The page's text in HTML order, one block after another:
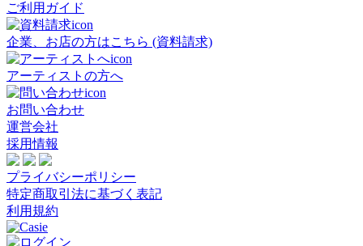
ご利用ガイド
企業、お店の方はこちら (資料請求)
アーティストの方へ
お問い合わせ
運営会社
採用情報
プライバシーポリシー
特定商取引法に基づく表記
利用規約